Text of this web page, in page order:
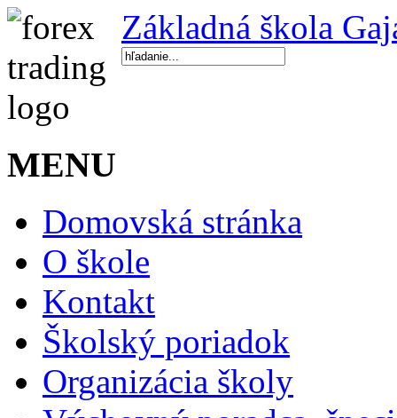
Základná škola
MENU
Domovská stránka
O škole
Kontakt
Školský poriadok
Organizácia školy